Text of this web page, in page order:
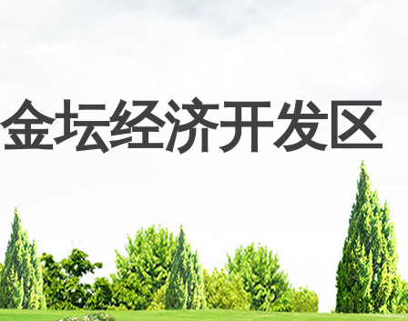
金坛经济开发区